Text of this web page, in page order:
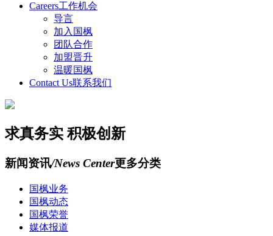
Careers工作机会
导言
加入国枫
团队合作
加盟晋升
温暖国枫
Contact Us联系我们
求真务实 积极创新
新闻资讯/News Center更多分类
国枫业务
国枫动态
国枫荣誉
媒体报道